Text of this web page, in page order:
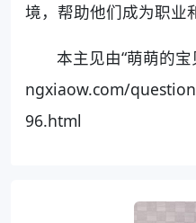
境，帮助他们成为职业
本主见由“萌萌的
ngxiaow.com/
96.html